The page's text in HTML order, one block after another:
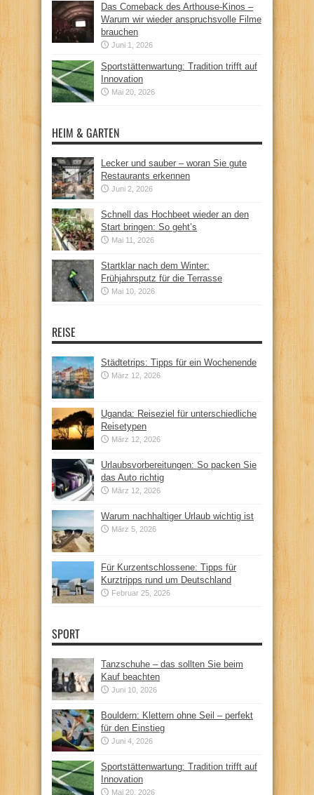
Das Comeback des Arthouse-Kinos –
Warum wir wieder anspruchsvolle Filme
brauchen
Juni 1, 2026
Sportstättenwartung: Tradition trifft auf
Innovation
Mai 20, 2026
HEIM & GARTEN
Lecker und sauber – woran Sie gute
Restaurants erkennen
Juni 2, 2026
Schnell das Hochbeet wieder an den
Start bringen: So geht’s
Mai 11, 2026
Startklar nach dem Winter:
Frühjahrsputz für die Terrasse
Mai 10, 2026
REISE
Städtetrips: Tipps für ein Wochenende
März 12, 2026
Uganda: Reiseziel für unterschiedliche
Reisetypen
März 12, 2026
Urlaubsvorbereitungen: So packen Sie
das Auto richtig
März 12, 2026
Warum nachhaltiger Urlaub wichtig ist
März 5, 2026
Für Kurzentschlossene: Tipps für
Kurztripps rund um Deutschland
Februar 25, 2026
SPORT
Tanzschuhe – das sollten Sie beim
Kauf beachten
Juni 10, 2026
Bouldern: Klettern ohne Seil – perfekt
für den Einstieg
Juni 4, 2026
Sportstättenwartung: Tradition trifft auf
Innovation
Mai 20, 2026